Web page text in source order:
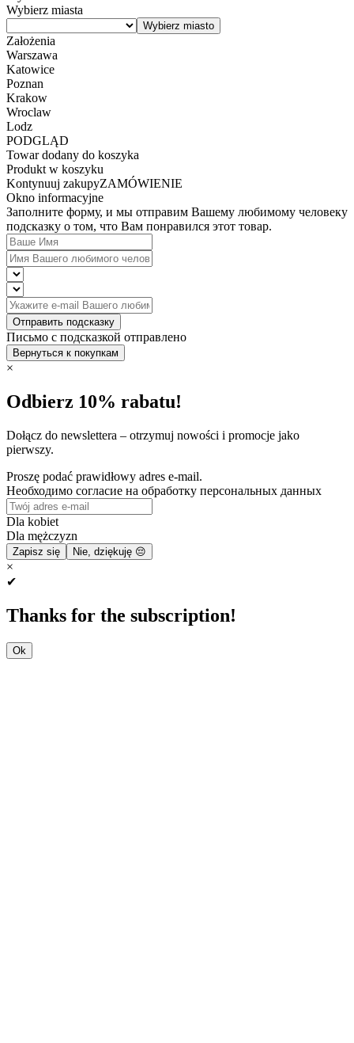
Wybierz miasta
Założenia
Warszawa
Katowice
Poznan
Krakow
Wroclaw
Lodz
PODGLĄD
Towar dodany do koszyka
Produkt w koszyku
Kontynuuj zakupyZAMÓWIENIE
Okno informacyjne
Заполните форму, и мы отправим Вашему любимому человеку
подсказку о том, что Вам понравился этот товар.
Отправить подсказку
Письмо с подсказкой отправлено
Вернуться к покупкам
×
Odbierz 10% rabatu!
Dołącz do newslettera – otrzymuj nowości i promocje jako
pierwszy.
Proszę podać prawidłowy adres e-mail.
Необходимо согласие на обработку персональных данных
Dla kobiet
Dla mężczyzn
Zapisz się Nie, dziękuję 😔
×
✔
Thanks for the subscription!
Ok